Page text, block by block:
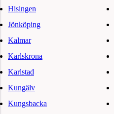
Hisingen
Jönköping
Kalmar
Karlskrona
Karlstad
Kungälv
Kungsbacka